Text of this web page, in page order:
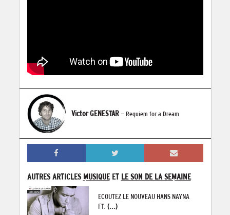
Victor GENESTAR - Requiem for a Dream
AUTRES ARTICLES MUSIQUEET LE SON DE LA SEMAINE
ECOUTEZ LE NOUVEAU HANS NAYNA
FT. (...)